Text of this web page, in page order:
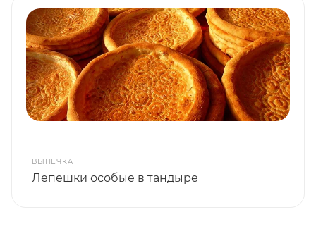
ВЫПЕЧКА
Лепешки особые в тандыре